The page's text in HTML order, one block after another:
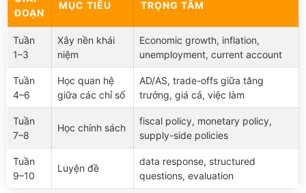
ĐOẠN
MỤC TIÊU TRỌNG TÂM
Tuần
1–3
Xây nền khái
niệm
Economic growth, inflation,
unemployment, current account
Tuần
4–6
Học quan hệ
giữa các chỉ số
AD/AS, trade-offs giữa tăng
trưởng, giá cả, việc làm
Tuần
7–8
Học chính sách
fiscal policy, monetary policy,
supply-side policies
Tuần
9–10
Luyện đề
data response, structured
questions, evaluation